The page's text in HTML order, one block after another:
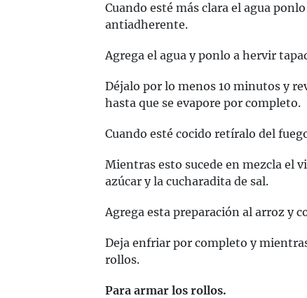
Cuando esté más clara el agua
antiadherente.
Agrega el agua y ponlo a hervir
Déjalo por lo menos 10 minutos y
hasta que se evapore por completo.
Cuando esté cocido retíralo del
Mientras esto sucede en mezcla el
azúcar y la cucharadita de sal.
Agrega esta preparación al arroz y
Deja enfriar por completo y
rollos.
Para armar los rollos.